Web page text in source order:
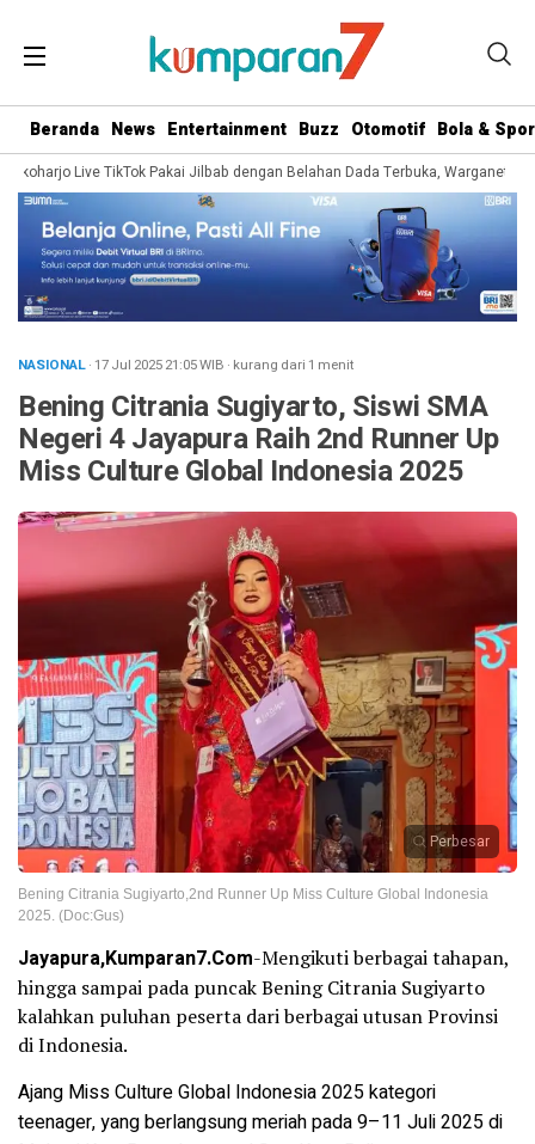
Beranda News Entertainment Buzz Otomotif Bola &
Live TikTok Pakai Jilbab dengan Belahan Dada Terbuka, Warganet Soroti
NASIONAL· 17 Jul 202521:05WIB · kurang dari 1 menit
Bening Citrania Sugiyarto, Siswi SMA
Negeri 4 Jayapura Raih 2nd Runner Up
Miss Culture Global Indonesia 2025
Perbesar
Bening Citrania Sugiyarto,2nd Runner Up Miss Culture Global Indonesia
2025. (Doc:Gus)
Jayapura,Kumparan7.Com-Mengikuti berbagai tahapan,
hingga sampai pada puncak Bening Citrania Sugiyarto
kalahkan puluhan peserta dari berbagai utusan Provinsi
di Indonesia.
Ajang Miss Culture Global Indonesia 2025 kategori
teenager, yang berlangsung meriah pada 9–11 Juli 2025 di